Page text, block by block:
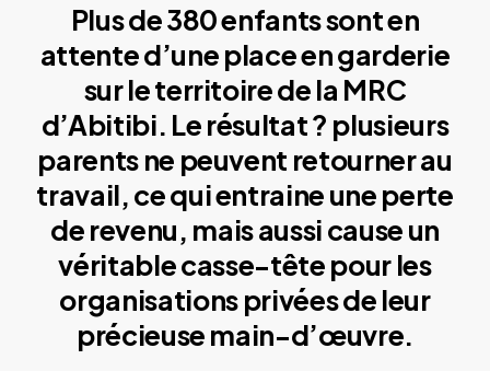
Plus de 380 enfants sont en
attente d’une place en garderie
sur le territoire de la MRC
d’Abitibi. Le résultat ? plusieurs
parents ne peuvent retourner au
travail, ce qui entraine une perte
de revenu, mais aussi cause un
véritable casse-tête pour les
organisations privées de leur
précieuse main-d’œuvre.